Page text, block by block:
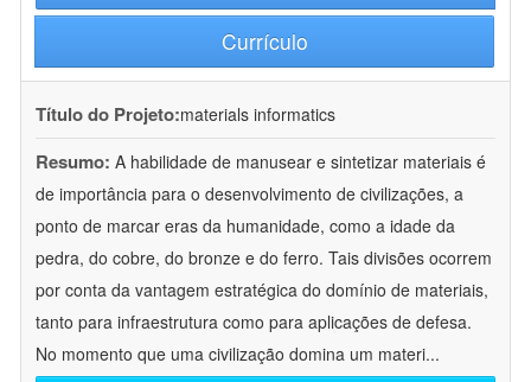
Currículo
Título do Projeto:materials informatics
Resumo: A habilidade de manusear e sintetizar materiais é
de importância para o desenvolvimento de civilizações, a
ponto de marcar eras da humanidade, como a idade da
pedra, do cobre, do bronze e do ferro. Tais divisões ocorrem
por conta da vantagem estratégica do domínio de materiais,
tanto para infraestrutura como para aplicações de defesa.
No momento que uma civilização domina um materi...